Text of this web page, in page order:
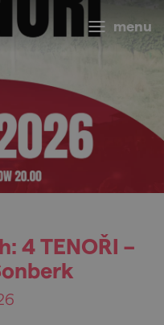
menu
4 TENOŘI –